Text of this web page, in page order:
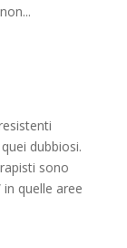
dubbiosi.
sono
in quelle aree